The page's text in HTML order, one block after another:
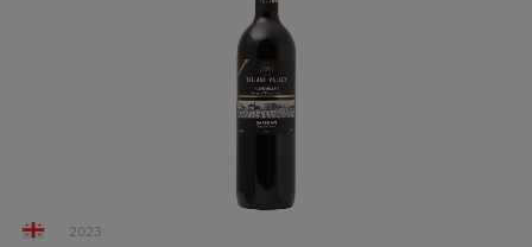
2023